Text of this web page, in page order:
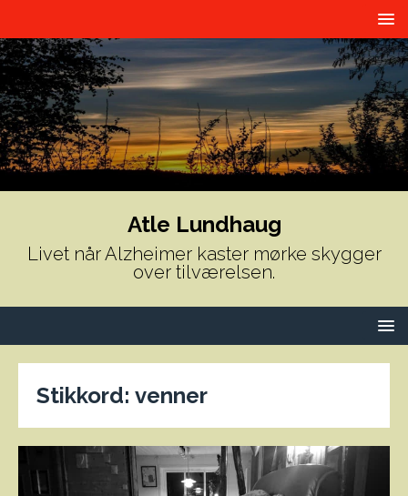
Atle Lundhaug
Livet når Alzheimer kaster mørke skygger
over tilværelsen.
Stikkord: venner